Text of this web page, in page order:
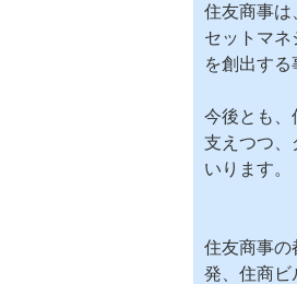
住友商事は
セットマ
を創出する
今後とも、
支えつつ、
いります。
住友商事の
発、住商ビ